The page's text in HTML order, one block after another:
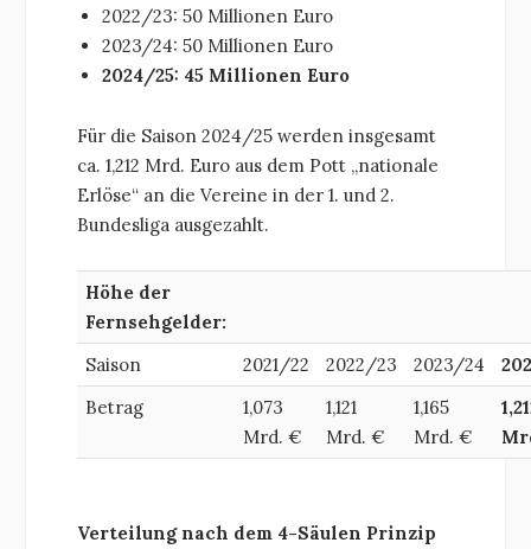
2022/23: 50 Millionen Euro
2023/24: 50 Millionen Euro
2024/25: 45 Millionen Euro
Für die Saison 2024/25 werden insgesamt
ca. 1,212 Mrd. Euro aus dem Pott „nationale
Erlöse“ an die Vereine in der 1. und 2.
Bundesliga ausgezahlt.
Höhe der
Fernsehgelder:
Saison
2021/22 2022/23 2023/24
Betrag
1,073
Mrd. €
1,121
Mrd. €
1,165
Mrd. €
Verteilung nach dem 4-Säulen Prinzip